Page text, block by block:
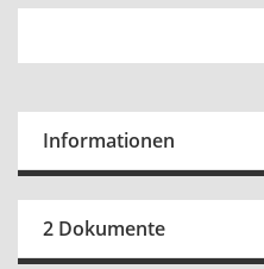
Informationen
2 Dokumente